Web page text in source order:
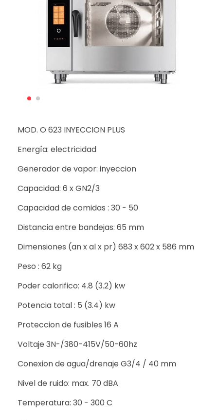
MOD. O 623 INYECCION PLUS
Energía: electricidad
Generador de vapor: inyeccion
Capacidad: 6 x GN2/3
Capacidad de comidas : 30 - 50
Distancia entre bandejas: 65 mm
Dimensiones (an x al x pr) 683 x 602 x 586 mm
Peso : 62 kg
Poder calorifico: 4.8 (3.2) kw
Potencia total : 5 (3.4) kw
Proteccion de fusibles 16 A
Voltaje 3N-/380-415V/50-60hz
Conexion de agua/drenaje G3/4 / 40 mm
Nivel de ruido: max. 70 dBA
Temperatura: 30 - 300 C